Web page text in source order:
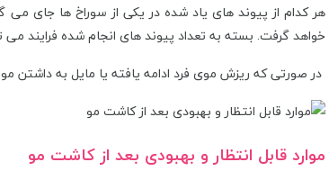
هر کدام از پیوند های یاد شده در یکی از سوراخ ها جای
خواهد گرفت. بسته به تعداد پیوند های انجام شده فرایند می تواند 4 تا 8 ساعت به
در صورتی که ریزش موی فرد ادامه یافته یا مایل به داشتن مو
موارد قابل انتظار و بهبودی بعد از کاشت مو